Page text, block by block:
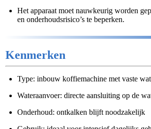
Het apparaat moet nauwkeurig worden
en onderhoudsrisico’s te beperken.
Kenmerken
Type: inbouw koffiemachine met vaste
Wateraanvoer: directe aansluiting op de
Onderhoud: ontkalken blijft noodzakelijk